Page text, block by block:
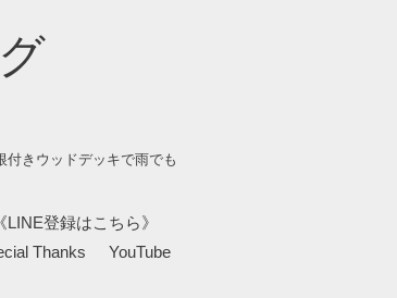
きウッドデッキで雨でも
《LINE登録はこちら》
Thanks
YouTube